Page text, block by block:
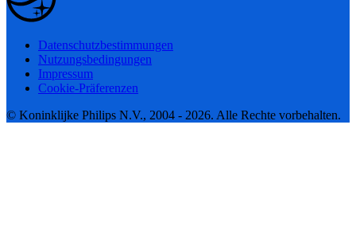
Datenschutzbestimmungen
Nutzungsbedingungen
Impressum
Cookie-Präferenzen
© Koninklijke Philips N.V., 2004 - 2026. Alle Rechte vorbehalten.